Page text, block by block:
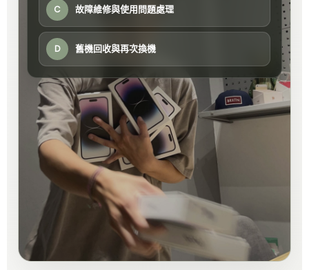
C 故障維修與使用問題處理
D 舊機回收與再次換機